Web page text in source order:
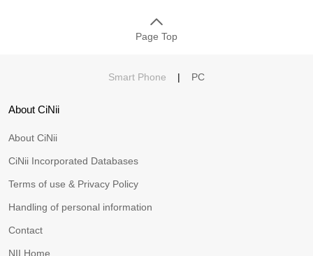
Page Top
Smart Phone | PC
About CiNii
About CiNii
CiNii Incorporated Databases
Terms of use & Privacy Policy
Handling of personal information
Contact
NII Home